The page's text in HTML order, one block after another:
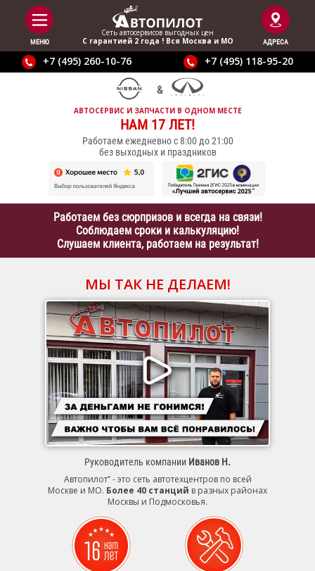
МЕНЮ
Сеть автосервисов выгодныx цен
С гарантией 2 года ! Вся Москва и МО
АДРЕСА
+7 (495) 260-10-76 +7 (495) 118-95-20
АВТОСЕРВИС И ЗАПЧАСТИ В ОДНОМ МЕСТЕ
НАМ 17 ЛЕТ!
Работаем ежедневно с 8:00 до 21:00
без выходных и праздников
Работаем без сюрпризов и всегда на связи!
Соблюдаем сроки и калькуляцию!
Слушаем клиента, работаем на результат!
МЫ ТАК НЕ ДЕЛАЕМ!
Руководитель компании Иванов Н.
Автопилот” - это сеть автотехцентров по всей
Москве и МО. Более 40 станций в разных районах
Москвы и Подмосковья.